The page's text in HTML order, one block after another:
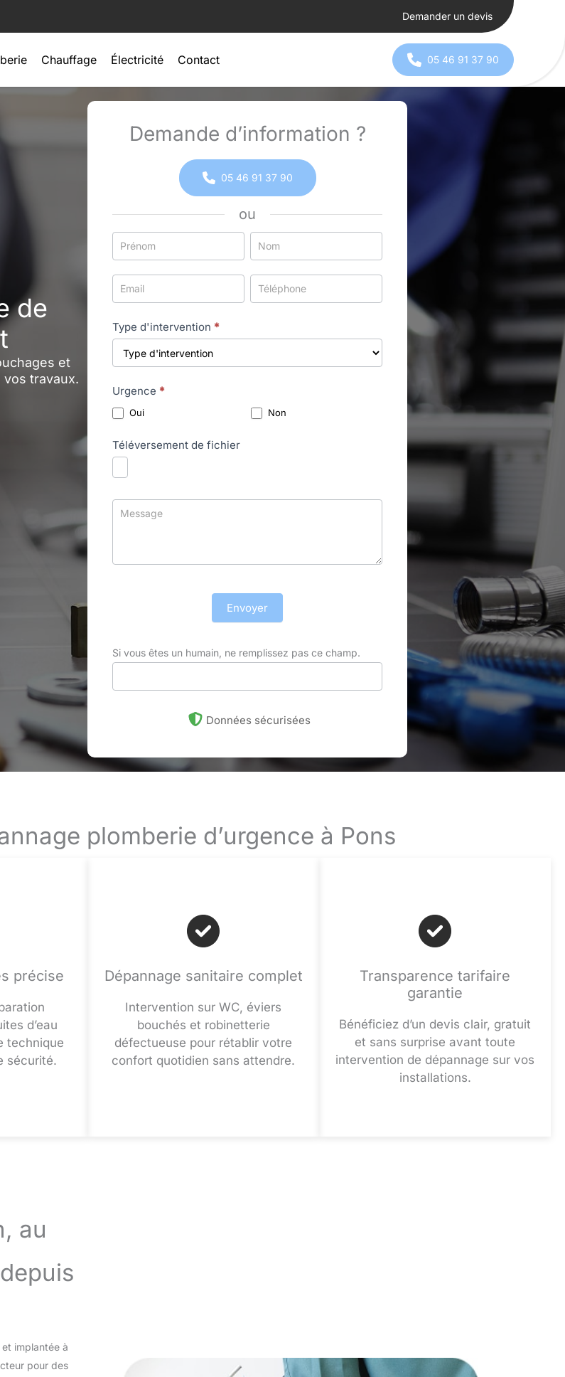
Demander un devis
Chauffage Électricité Contact 05 46 91 37 90
de
et
travaux.
Demande d’information ?
05 46 91 37 90
ou
Formulaire
simple
avec
téléphone
Type d'intervention *
Urgence *
Oui Non
Téléversement de fichier
Envoyer
Si vous êtes un humain, ne remplissez pas ce champ.
Données sécurisées
plomberie d’urgence à Pons
précise
d’eau
technique
sécurité.
Dépannage sanitaire complet
Intervention sur WC, éviers
bouchés et robinetterie
défectueuse pour rétablir votre
confort quotidien sans attendre.
Transparence tarifaire
garantie
Bénéficiez d’un devis clair, gratuit
et sans surprise avant toute
intervention de dépannage sur vos
installations.
au
et implantée à
pour des